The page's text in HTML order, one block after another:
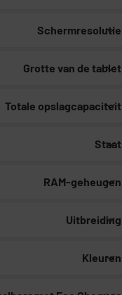
Schermresolutie
Grotte van de tablet
Totale opslagcapaciteit
Staat
RAM-geheugen
Uitbreiding
Kleuren